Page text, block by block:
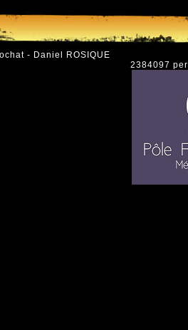
- Daniel ROSIQUE
2384097